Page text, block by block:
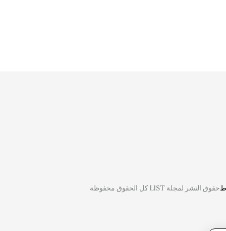
حقوق النشر لمجلة LIST كل الحقوق محفوظة